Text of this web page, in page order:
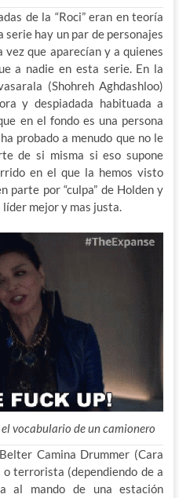
de la “Roci” eran en teoría
serie hay un par de personajes
que aparecían y a quienes
a nadie en esta serie. En la
(Shohreh Aghdashloo)
y despiadada habituada a
en el fondo es una persona
probado a menudo que no le
de si misma si eso supone
en el que la hemos visto
parte por “culpa” de Holden y
mejor y mas justa.
vocabulario de un camionero
Camina Drummer (Cara
terrorista (dependiendo de a
al mando de una estación